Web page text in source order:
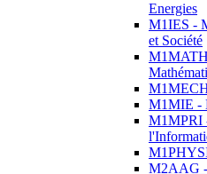
Energies
M1IES -
et Société
M1MIE -
M1MPRI
M2AAG